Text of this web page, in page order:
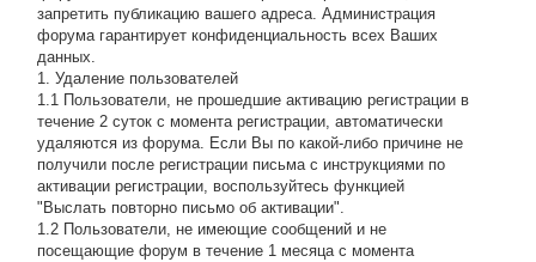
запретить публикацию вашего адреса. Администрация
форума гарантирует конфиденциальность всех Ваших
данных.
1. Удаление пользователей
1.1 Пользователи, не прошедшие активацию регистрации в
течение 2 суток с момента регистрации, автоматически
удаляются из форума. Если Вы по какой-либо причине не
получили после регистрации письма с инструкциями по
активации регистрации, воспользуйтесь функцией
"Выслать повторно письмо об активации".
1.2 Пользователи, не имеющие сообщений и не
посещающие форум в течение 1 месяца с момента